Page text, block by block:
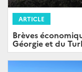
ARTICLE
Brèves
Géorgie et du